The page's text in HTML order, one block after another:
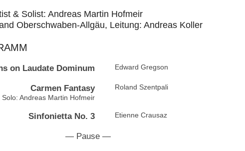
& Solist: Andreas Martin Hofmeir
Oberschwaben-Allgäu, Leitung: Andreas Koller
on Laudate Dominum Edward Gregson
Carmen Fantasy
Solo: Andreas Martin Hofmeir
Roland Szentpali
Sinfonietta No. 3 Etienne Crausaz
— Pause —